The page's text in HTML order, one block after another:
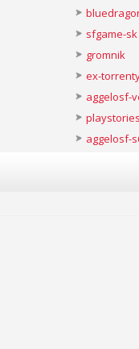
sfgame-sk
gromnik
ex-
aggelosf-
aggelosf-